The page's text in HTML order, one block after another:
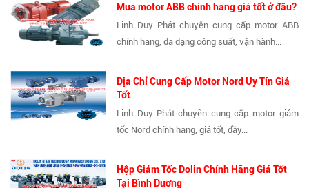
Mua motor ABB chính hãng giá tốt ở đâu?
Linh Duy Phát chuyên cung cấp motor ABB
chính hãng, đa dạng công suất, vận hành...
Địa Chỉ Cung Cấp Motor Nord Uy Tín Giá
Tốt
Linh Duy Phát chuyên cung cấp motor giảm
tốc Nord chính hãng, giá tốt, đầy...
Hộp Giảm Tốc Dolin Chính Hãng Giá Tốt
Tại Bình Dương